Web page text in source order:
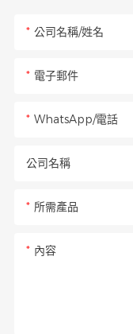
公司名稱/姓名
電子郵件
WhatsApp/電話
公司名稱
所需產品
內容